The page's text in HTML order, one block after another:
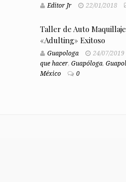
Editor Jr 22/01/2018
Taller de Auto
«Adulting» Exitoso
Guapologa 24/07/2019
que hacer, Guapóloga,
México
0